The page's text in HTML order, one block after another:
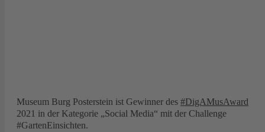
Museum Burg Posterstein ist Gewinner des #DigAMusAward
2021 in der Kategorie „Social Media“ mit der Challenge
#GartenEinsichten.